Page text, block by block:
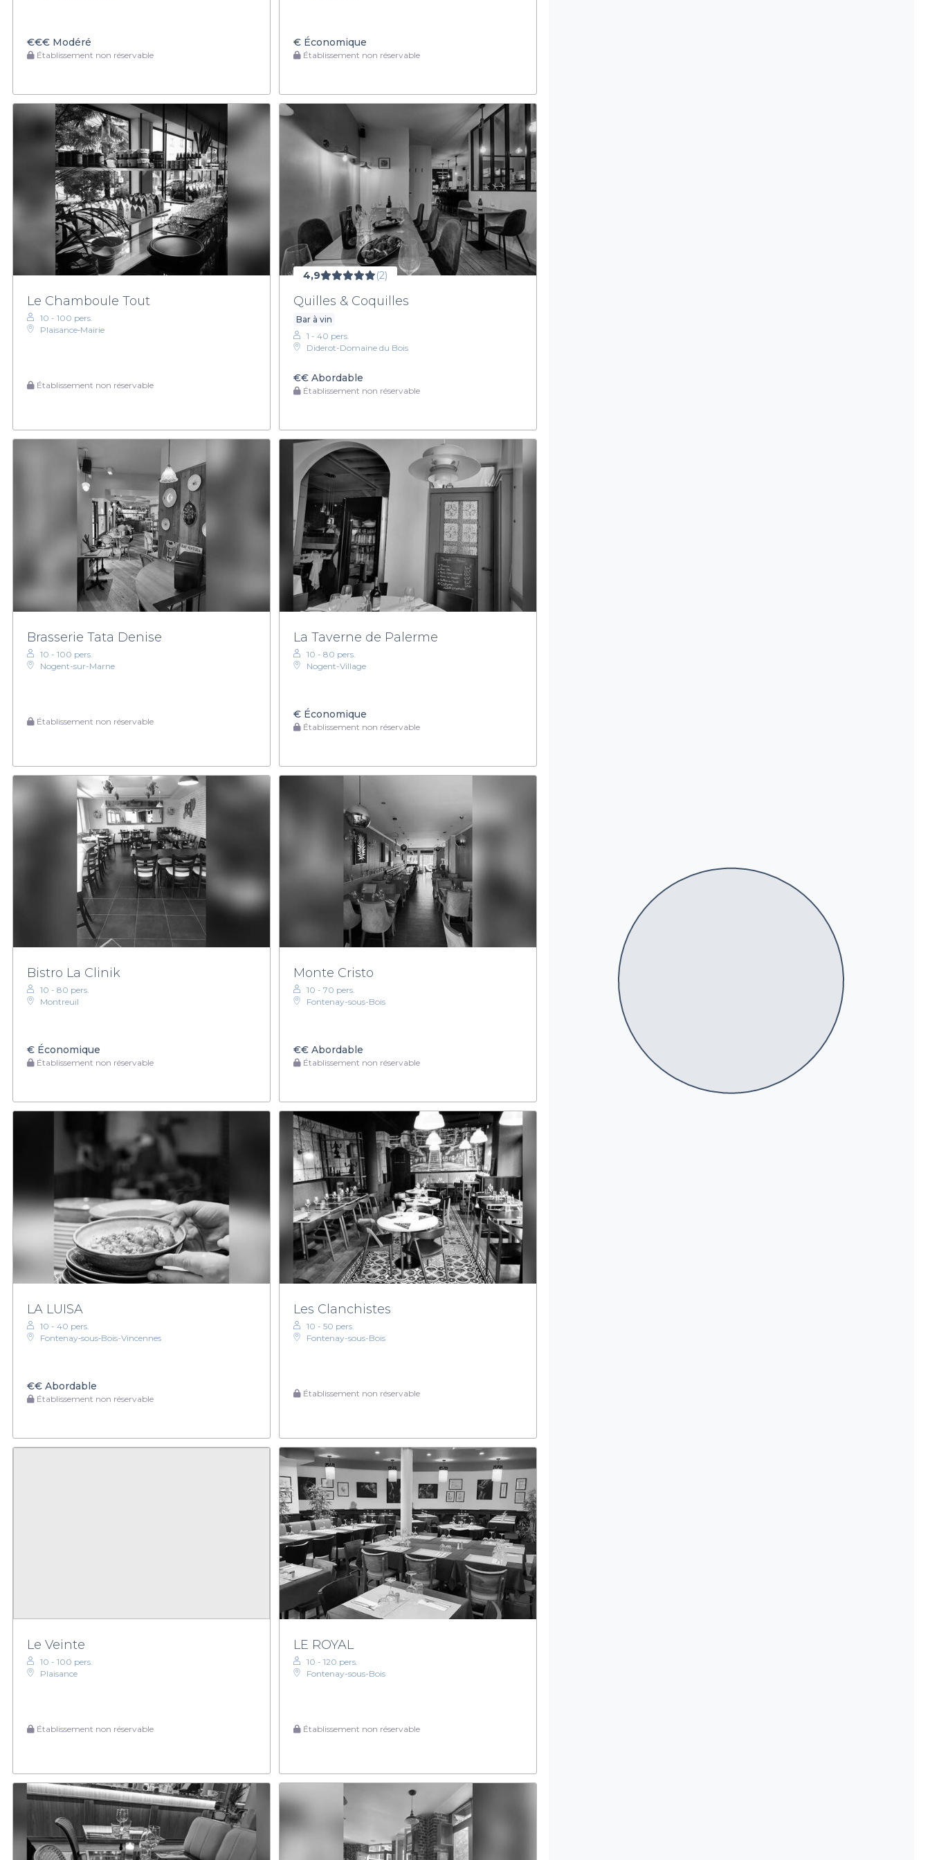
€€€ Modéré
Établissement non réservable
€Économique
Établissement non réservable
Le Chamboule Tout
10 - 100 pers.
Plaisance‑Mairie
Établissement non réservable
4,9 (2)
Quilles & Coquilles
Bar à vin
1 - 40 pers.
Diderot-Domaine du Bois
€€Abordable
Établissement non réservable
Brasserie Tata Denise
10 - 100 pers.
Nogent-sur-Marne
Établissement non réservable
La Taverne de Palerme
10 - 80 pers.
Nogent-Village
€Économique
Établissement non réservable
Bistro La Clinik
10 - 80 pers.
Montreuil
€ Économique
Établissement non réservable
Monte Cristo
10 - 70 pers.
Fontenay-sous-Bois
€€Abordable
Établissement non réservable
LA LUISA
10 - 40 pers.
Fontenay‑sous‑Bois-Vincennes
€€ Abordable
Établissement non réservable
Les Clanchistes
10 - 50 pers.
Fontenay-sous-Bois
Établissement non réservable
Le Veinte
10 - 100 pers.
Plaisance
Établissement non réservable
LE ROYAL
10 - 120 pers.
Fontenay-sous-Bois
Établissement non réservable